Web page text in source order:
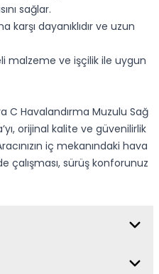
sağlar.
karşı dayanıklıdır ve uzun
malzeme ve işçilik ile uygun
C Havalandırma Muzulu Sağ
orijinal kalite ve güvenilirlik
iç mekanındaki hava
çalışması, sürüş konforunuz